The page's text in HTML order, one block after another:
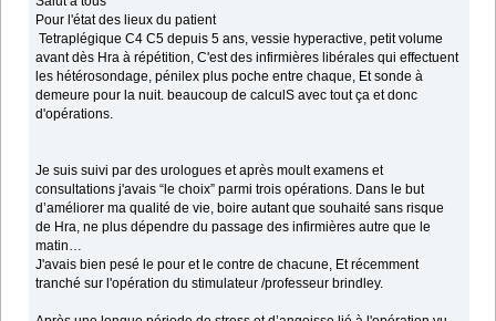
Pour l'état des lieux du patient
Tetraplégique C4 C5 depuis 5 ans, vessie hyperactive, petit volume
avant dès Hra à répétition, C'est des infirmières libérales qui effectuent
les hétérosondage, pénilex plus poche entre chaque, Et sonde à
demeure pour la nuit. beaucoup de calculS avec tout ça et donc
d'opérations.
Je suis suivi par des urologues et après moult examens et
consultations j'avais “le choix” parmi trois opérations. Dans le but
d’améliorer ma qualité de vie, boire autant que souhaité sans risque
de Hra, ne plus dépendre du passage des infirmières autre que le
matin…
J'avais bien pesé le pour et le contre de chacune, Et récemment
tranché sur l'opération du stimulateur /professeur brindley.